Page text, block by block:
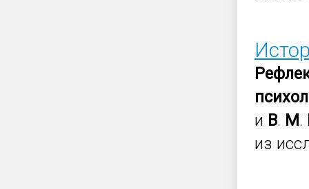
и В. М.
из